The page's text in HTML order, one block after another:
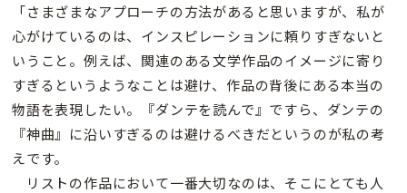
「さまざまなアプローチの方法があると思いますが、私が
心がけているのは、インスピレーションに頼りすぎないと
いうこと。例えば、関連のある文学作品のイメージに寄り
すぎるというようなことは避け、作品の背後にある本当の
物語を表現したい。『ダンテを読んで』ですら、ダンテの
『神曲』に沿いすぎるのは避けるべきだというのが私の考
えです。
リストの作品において一番大切なのは、そこにとても人